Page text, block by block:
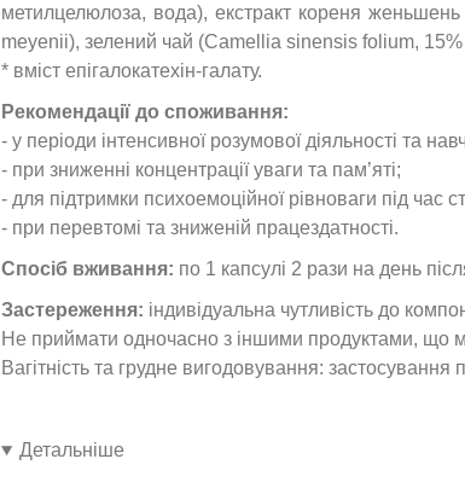
метилцелюлоза, вода), екстракт кореня
meyenii), зелений чай (Camellia sinensis folium, 15%
* вміст епігалокатехін-галату.
Рекомендації до споживання:
- у періоди інтенсивної розумової діяльності та
- при зниженні концентрації уваги та пам’яті;
- для підтримки психоемоційної рівноваги під час
- при перевтомі та зниженій працездатності.
Спосіб вживання: по 1 капсулі 2 рази на день
Застереження: індивідуальна чутливість до
Не приймати одночасно з іншими продуктами, що
Вагітність та грудне вигодовування:
Детальніше